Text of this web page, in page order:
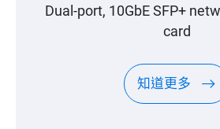
Dual-port, 10GbE SFP+
card
知道更多